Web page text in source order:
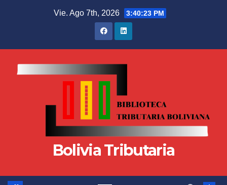
Vie. Ago 7th, 2026 3:40:24 PM
Bolivia Tributaria